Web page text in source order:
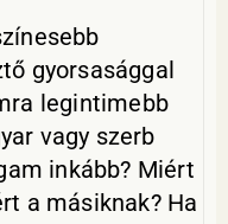
gyorsasággal
legintimebb
vagy szerb
inkább? Miért
a másiknak? Ha